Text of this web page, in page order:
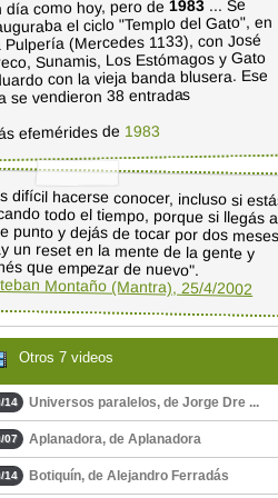
día como hoy, pero de1983 ... Se
el ciclo "Templo del Gato", en
Pulpería (Mercedes 1133), con José
Sunamis, Los Estómagos y Gato
con la vieja banda blusera. Ese
se vendieron 38 entradas
efemérides de 1983
difícil hacerse conocer, incluso si
todo el tiempo, porque si llegás
punto y dejás de tocar por dos
un reset en la mente de la gente
que empezar de nuevo".
Montaño (Mantra), 25/4/2002
Otros 7 videos
14 Universos paralelos, de Jorge Dre ...
07 Aplanadora, de Aplanadora
14 Botiquín, de Alejandro Ferradás